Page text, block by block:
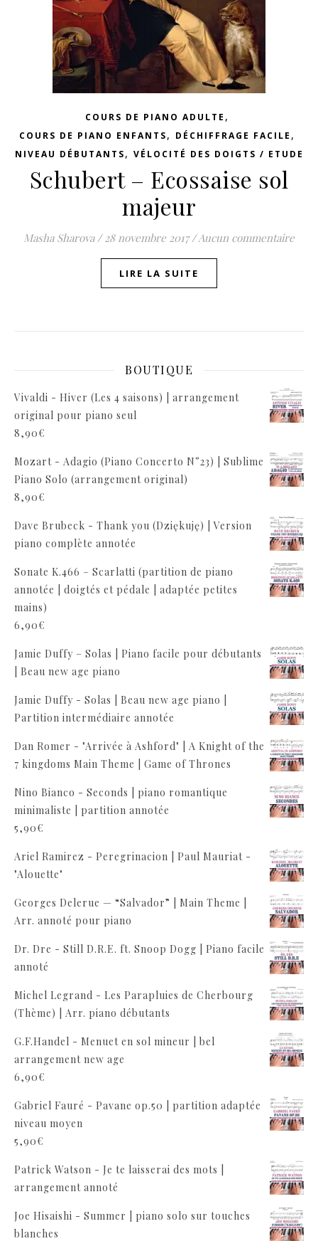
COURS DE PIANO ADULTE ,
COURS DE PIANO ENFANTS, DÉCHIFFRAGE FACILE ,
NIVEAU DÉBUTANTS, VÉLOCITÉ DES DOIGTS / ETUDE
Schubert – Ecossaise sol
majeur
Masha Sharova / 28 novembre 2017 /Aucun commentaire
LIRE LA SUITE
BOUTIQUE
Vivaldi - Hiver (Les 4 saisons) | arrangement
original pour piano seul
8,90€
Mozart - Adagio (Piano Concerto N°23) | Sublime
Piano Solo (arrangement original)
8,90€
Dave Brubeck - Thank you (Dziękuję) | Version
piano complète annotée
Sonate K.466 – Scarlatti (partition de piano
annotée | doigtés et pédale | adaptée petites
mains)
6,90€
Jamie Duffy – Solas | Piano facile pour débutants
| Beau new age piano
Jamie Duffy - Solas | Beau new age piano |
Partition intermédiaire annotée
Dan Romer - "Arrivée à Ashford" | A Knight of the
7 kingdoms Main Theme | Game of Thrones
Nino Bianco - Seconds | piano romantique
minimaliste | partition annotée
5,90€
Ariel Ramirez - Peregrinacion | Paul Mauriat -
"Alouette"
Georges Delerue — “Salvador” | Main Theme |
Arr. annoté pour piano
Dr. Dre - Still D.R.E. ft. Snoop Dogg | Piano facile
annoté
Michel Legrand - Les Parapluies de Cherbourg
(Thème) | Arr. piano débutants
G.F.Handel - Menuet en sol mineur | bel
arrangement new age
6,90€
Gabriel Fauré - Pavane op.50 | partition adaptée
niveau moyen
5,90€
Patrick Watson - Je te laisserai des mots |
arrangement annoté
Joe Hisaishi - Summer | piano solo sur touches
blanches